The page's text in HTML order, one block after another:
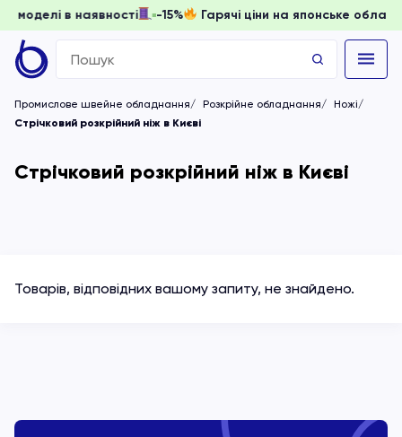
моделі в наявності -15% Гарячі ціни на японське
Search
for:
Промислове швейне обладнання Розкрійне обладнання
Ножі
Стрічковий розкрійний ніж в Києві
Стрічковий розкрійний ніж в Києві
Товарів, відповідних вашому запиту, не знайдено.